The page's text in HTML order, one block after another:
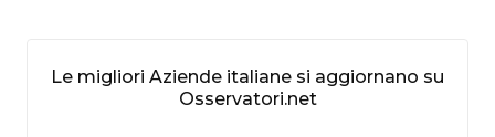
Le migliori Aziende italiane si aggiornano su
Osservatori.net